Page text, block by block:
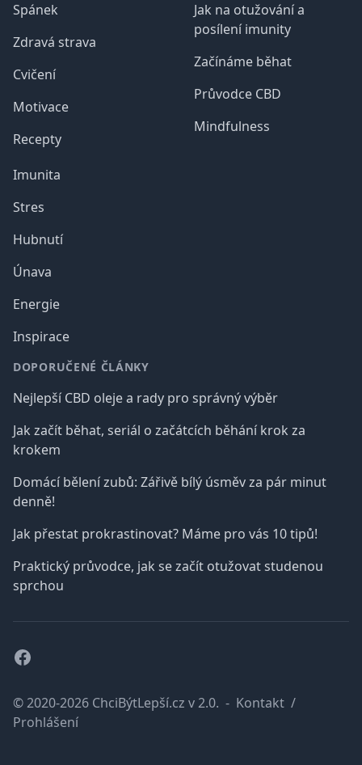
Spánek
Zdravá strava
Cvičení
Motivace
Recepty
Imunita
Stres
Hubnutí
Únava
Energie
Inspirace
Jak na otužování a
posílení imunity
Začínáme běhat
Průvodce CBD
Mindfulness
DOPORUČENÉ ČLÁNKY
Nejlepší CBD oleje a rady pro správný výběr
Jak začít běhat, seriál o začátcích běhání krok za
krokem
Domácí bělení zubů: Zářivě bílý úsměv za pár minut
denně!
Jak přestat prokrastinovat? Máme pro vás 10 tipů!
Praktický průvodce, jak se začít otužovat studenou
sprchou
Facebook
© 2020-2026 ChciBýtLepší.cz v 2.0. - Kontakt /
Prohlášení